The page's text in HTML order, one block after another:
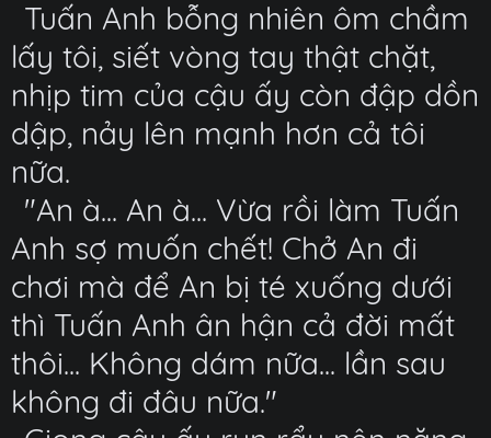
Tuấn Anh bỗng nhiên ôm chầm
lấy tôi, siết vòng tay thật chặt,
nhịp tim của cậu ấy còn đập dồn
dập, nảy lên mạnh hơn cả tôi
nữa.
"An à... An à... Vừa rồi làm Tuấn
Anh sợ muốn chết! Chở An đi
chơi mà để An bị té xuống dưới
thì Tuấn Anh ân hận cả đời mất
thôi... Không dám nữa... lần sau
không đi đâu nữa."